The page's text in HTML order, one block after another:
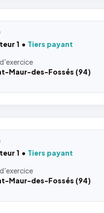
1
Tiers payant
d'exercice
Maur-des-Fossés (94)
1
Tiers payant
d'exercice
Maur-des-Fossés (94)